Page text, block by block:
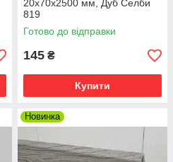
20x70x2500 мм, Дуб Селби
819
Готово до відправки
145 ₴
Купити
Новинка